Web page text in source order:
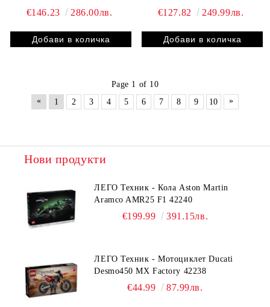
€146.23
286.00лв.
€127.82
249.99лв.
Page 1 of 10
«
1 2 3 4 5 6 7 8 9 10 »
Нови продукти
ЛЕГО Техник - Кола Aston Martin
Aramco AMR25 F1 42240
€199.99 391.15лв.
ЛЕГО Техник - Мотоциклет Ducati
Desmo450 MX Factory 42238
€44.99 87.99лв.